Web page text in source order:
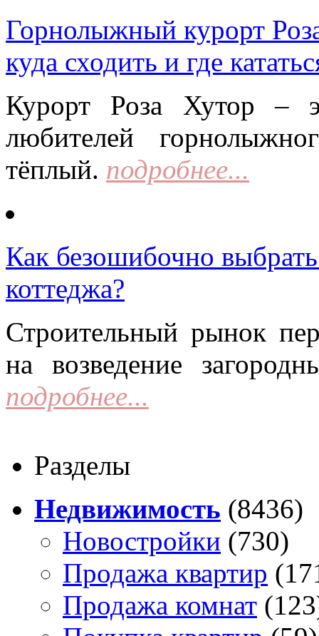
Горнолыжный курорт
куда сходить и где
Курорт Роза Хутор –
любителей
тёплый. подробнее...
Как безошибочно
коттеджа?
Строительный рынок
на возведение
подробнее...
Разделы
Недвижимость (8436)
Новостройки (730)
Продажа квартир
Продажа комнат